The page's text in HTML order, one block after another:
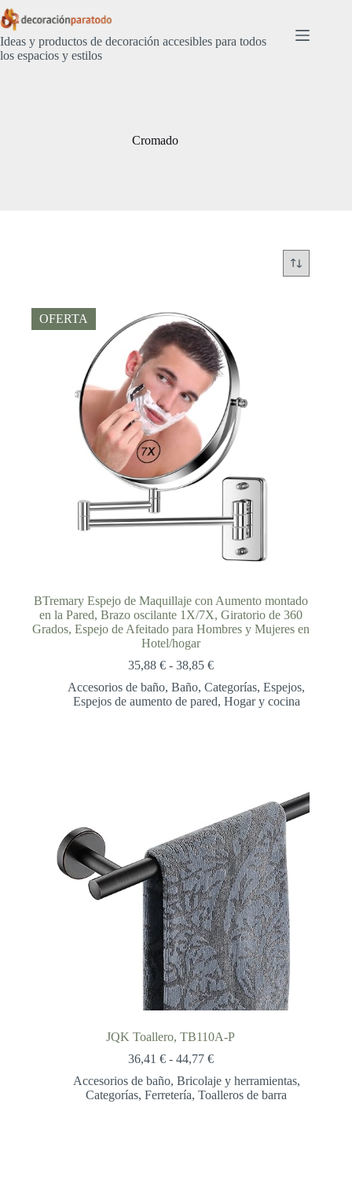
Saltar
al
contenido
Ideas y productos de decoración accesibles para todos
los espacios y estilos
Cromado
OFERTA
BTremary Espejo de Maquillaje con Aumento montado
en la Pared, Brazo oscilante 1X/7X, Giratorio de 360
Grados, Espejo de Afeitado para Hombres y Mujeres en
Hotel/hogar
35,88 € - 38,85 €Rango
precios:
desde
Accesorios de baño,Baño,Categorías,Espejos,
Espejos de aumento de pared, Hogar y cocina
JQK Toallero, TB110A-P
36,41 € - 44,77 €Rango
precios:
desde
Accesorios de baño, Bricolaje y herramientas,
Categorías,Ferretería,Toalleros de barra